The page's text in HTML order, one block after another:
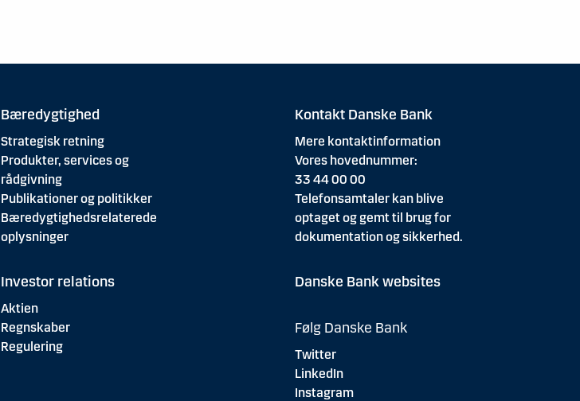
Bæredygtighed
Strategisk retning
Produkter, services og
rådgivning
Publikationer og politikker
Bæredygtighedsrelaterede
oplysninger
Investor relations
Aktien
Regnskaber
Regulering
Kontakt Danske Bank
Mere kontaktinformation
Vores hovednummer:
33 44 00 00
Telefonsamtaler kan blive
optaget og gemt til brug for
dokumentation og sikkerhed.
Danske Bank websites
Følg Danske Bank
Twitter
LinkedIn
Instagram